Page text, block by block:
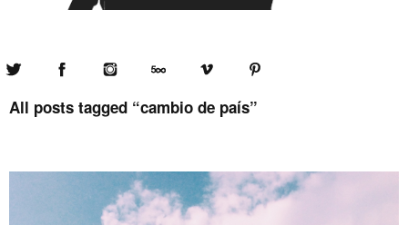
All posts tagged “cambio de país”